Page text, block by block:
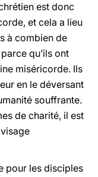
est donc
et cela a lieu
à combien de
qu’ils ont
miséricorde. Ils
en le déversant
souffrante.
de charité, il est
pour les disciples